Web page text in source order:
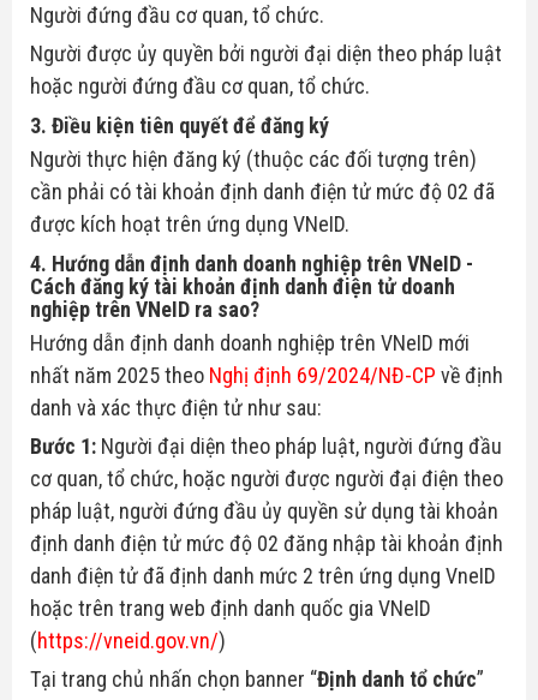
Người đứng đầu cơ quan, tổ chức.
Người được ủy quyền bởi người đại diện theo pháp luật
hoặc người đứng đầu cơ quan, tổ chức.
3. Điều kiện tiên quyết để đăng ký
Người thực hiện đăng ký (thuộc các đối tượng trên)
cần phải có tài khoản định danh điện tử mức độ 02 đã
được kích hoạt trên ứng dụng VNeID.
4. Hướng dẫn định danh doanh nghiệp trên VNeID -
Cách đăng ký tài khoản định danh điện tử doanh
nghiệp trên VNeID ra sao?
Hướng dẫn định danh doanh nghiệp trên VNeID mới
nhất năm 2025 theo Nghị định 69/2024/NĐ-CP về định
danh và xác thực điện tử như sau:
Bước 1: Người đại diện theo pháp luật, người đứng đầu
cơ quan, tổ chức, hoặc người được người đại điện theo
pháp luật, người đứng đầu ủy quyền sử dụng tài khoản
định danh điện tử mức độ 02 đăng nhập tài khoản định
danh điện tử đã định danh mức 2 trên ứng dụng VneID
hoặc trên trang web định danh quốc gia VNeID
(https://vneid.gov.vn/)
Tại trang chủ nhấn chọn banner “Định danh tổ chức”